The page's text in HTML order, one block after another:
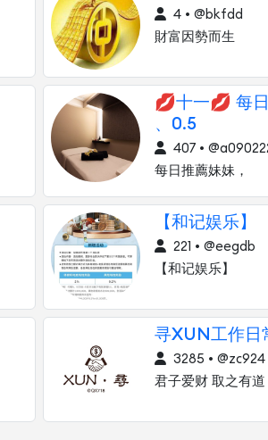
4 • @bkfdd
財富因勢而生
💋十一💋 每
、0.5
407 •
每日推薦妹妹，
【和记娱乐】
221 • @eegdb
【和记娱乐】
寻XUN工作日
3285 • @zc924
君子爱财 取之有道